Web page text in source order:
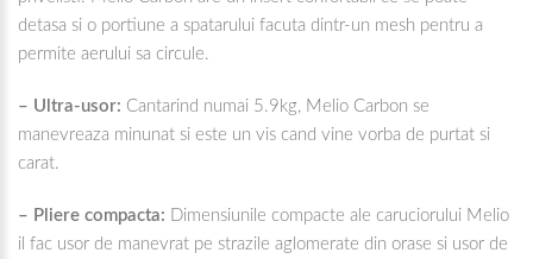
detasa si o portiune a spatarului facuta dintr-un mesh pentru a
permite aerului sa circule.
– Ultra-usor: Cantarind numai 5.9kg, Melio Carbon se
manevreaza minunat si este un vis cand vine vorba de purtat si
carat.
– Pliere compacta: Dimensiunile compacte ale caruciorului Melio
il fac usor de manevrat pe strazile aglomerate din orase si usor de